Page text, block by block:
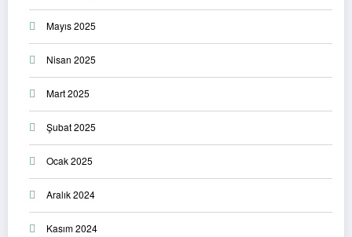
Mayıs 2025
Nisan 2025
Mart 2025
Şubat 2025
Ocak 2025
Aralık 2024
Kasım 2024